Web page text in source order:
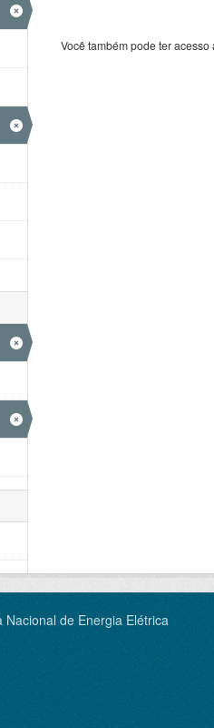
Você também pode ter
de Energia Elétrica